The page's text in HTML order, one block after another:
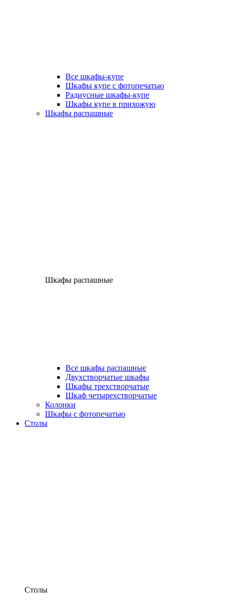
Все шкафы-купе
Шкафы купе с фотопечатью
Радиусные шкафы-купе
Шкафы купе в прихожую
Шкафы распашные
Шкафы распашные
Все шкафы распашные
Двухстворчатые шкафы
Шкафы трехстворчатые
Шкаф четырехстворчатые
Колонки
Шкафы с фотопечатью
Столы
Столы